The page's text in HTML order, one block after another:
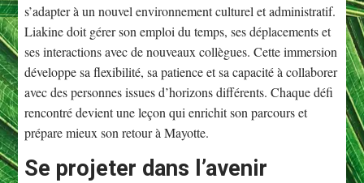
s’adapter à un nouvel environnement culturel et administratif.
Liakine doit gérer son emploi du temps, ses déplacements et
ses interactions avec de nouveaux collègues. Cette immersion
développe sa flexibilité, sa patience et sa capacité à collaborer
avec des personnes issues d’horizons différents. Chaque défi
rencontré devient une leçon qui enrichit son parcours et
prépare mieux son retour à Mayotte.
Se projeter dans l’avenir